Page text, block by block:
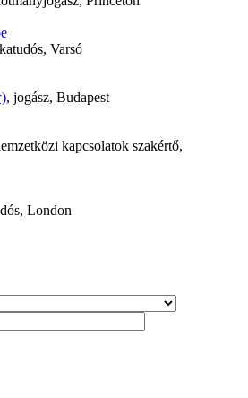
Varsó
, jogász, Budapest
kapcsolatok szakértő,
London